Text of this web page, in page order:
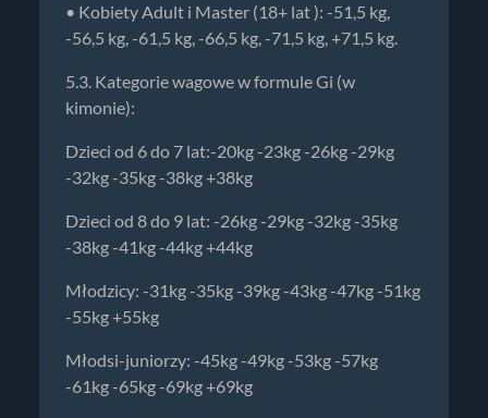
• Kobiety Adult i Master (18+ lat ): -51,5 kg,
-56,5 kg, -61,5 kg, -66,5 kg, -71,5 kg, +71,5 kg.
5.3. Kategorie wagowe w formule Gi (w
kimonie):
Dzieci od 6 do 7 lat:-20kg -23kg -26kg -29kg
-32kg -35kg -38kg +38kg
Dzieci od 8 do 9 lat: -26kg -29kg -32kg -35kg
-38kg -41kg -44kg +44kg
Młodzicy: -31kg -35kg -39kg -43kg -47kg -51kg
-55kg +55kg
Młodsi-juniorzy: -45kg -49kg -53kg -57kg
-61kg -65kg -69kg +69kg